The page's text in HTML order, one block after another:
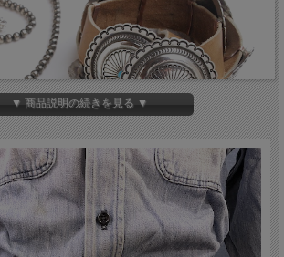
州ギャラップの恒例年次イベント GALLUP INTER-
▼ 商品説明の続きを見る ▼